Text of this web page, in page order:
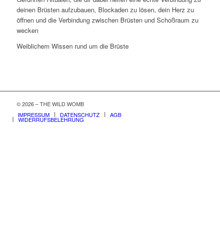
deinen Brüsten aufzubauen, Blockaden zu lösen, dein Herz zu
öffnen und die Verbindung zwischen Brüsten und Schoßraum zu
wecken
Weiblichem Wissen rund um die Brüste
© 2026 – THE WILD WOMB
IMPRESSUM
DATENSCHUTZ AGB
WIDERRUFSBELEHRUNG